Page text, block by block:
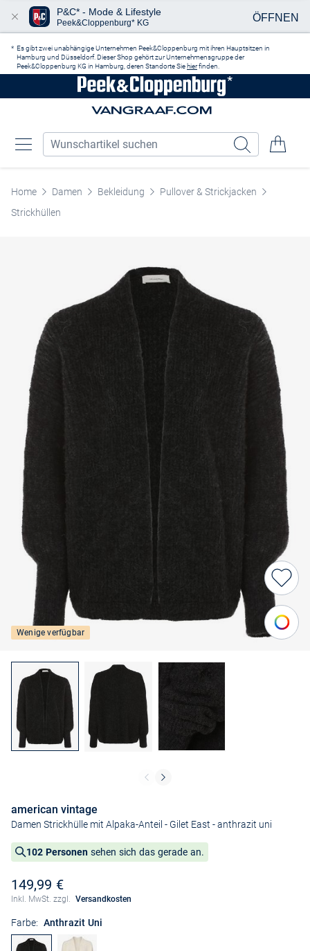
Es gibt zwei unabhängige Unternehmen Peek&Cloppenburg mit ihren Hauptsitzen in
Hamburg und Düsseldorf. Dieser Shop gehört zur Unternehmensgruppe der
Peek&Cloppenburg KG in Hamburg, deren Standorte Sie hierfinden.
Home Damen Bekleidung
Pullover & Strickjacken
Strickhüllen
Wenige verfügbar
american vintage
Damen Strickhülle mit Alpaka-Anteil - Gilet East - anthrazit uni
102 Personen sehen sich das gerade an.
149,99 €
Inkl. MwSt. zzgl. Versandkosten
Farbe: Anthrazit Uni
P&C* - Mode & Lifestyle
Peek&Cloppenburg* KG ÖFFNEN